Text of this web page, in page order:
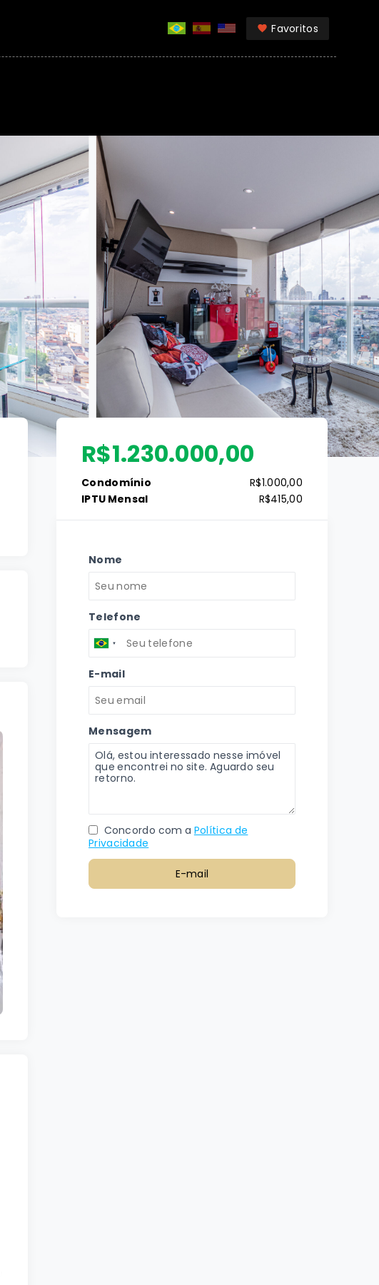
Favoritos
R$1.230.000,00
Condomínio
R$1.000,00
IPTU Mensal
R$415,00
Nome
Telefone
E-mail
Mensagem
Concordo com a Política de
Privacidade
E-mail